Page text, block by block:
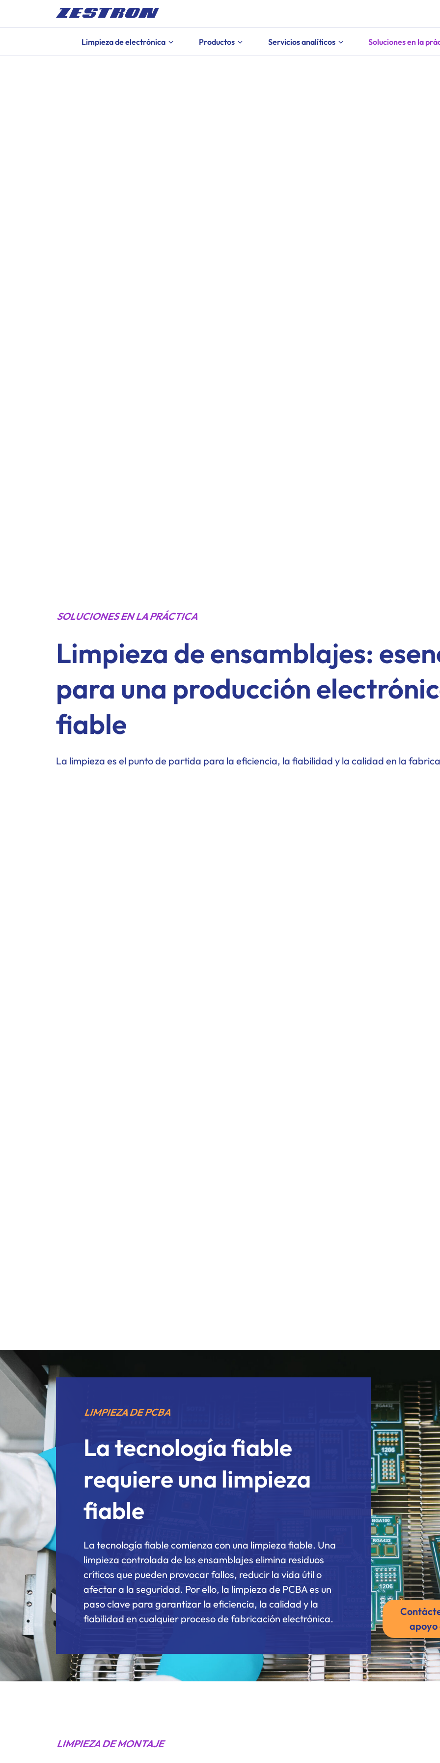
Limpieza de electrónica Productos Servicios analíticos Soluciones en la
SOLUCIONES EN LA PRÁCTICA
Limpieza de ensamblajes:
para una producción
fiable
La limpieza es el punto de partida para la eficiencia, la fiabilidad y la calidad en la
LIMPIEZA DE PCBA
La tecnología fiable
requiere una limpieza
fiable
La tecnología fiable comienza con una limpieza fiable. Una
limpieza controlada de los ensamblajes elimina residuos
críticos que pueden provocar fallos, reducir la vida útil o
afectar a la seguridad. Por ello, la limpieza de PCBA es un
paso clave para garantizar la eficiencia, la calidad y la
fiabilidad en cualquier proceso de fabricación electrónica.
apoyo
LIMPIEZA DE MONTAJE